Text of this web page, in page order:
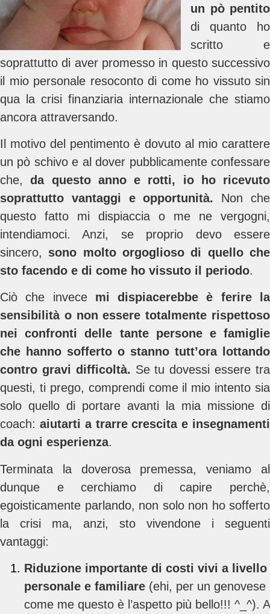
un pò pentito
di quanto ho
scritto e
soprattutto di aver promesso in questo successivo
il mio personale resoconto di come ho vissuto sin
qua la crisi finanziaria internazionale che stiamo
ancora attraversando.
Il motivo del pentimento è dovuto al mio carattere
un pò schivo e al dover pubblicamente confessare
che,da questo anno e rotti, io ho ricevuto
soprattutto vantaggi e opportunità. Non che
questo fatto mi dispiaccia o me ne vergogni,
intendiamoci. Anzi, se proprio devo essere
sincero, sono molto orgoglioso di quello che
sto facendo e di come ho vissuto il periodo.
Ciò che invece mi dispiacerebbe è ferire la
sensibilità o non essere totalmente rispettoso
nei confronti delle tante persone e famiglie
che hanno sofferto o stanno tutt’ora lottando
contro gravi difficoltà. Se tu dovessi essere tra
questi, ti prego, comprendi come il mio intento sia
solo quello di portare avanti la mia missione di
coach: aiutarti a trarre crescita e insegnamenti
da ogni esperienza.
Terminata la doverosa premessa, veniamo al
dunque e cerchiamo di capire perchè,
egoisticamente parlando, non solo non ho sofferto
la crisi ma, anzi, sto vivendone i seguenti
vantaggi:
Riduzione importante di costi vivi a livello
personale e familiare (ehi, per un genovese
come me questo è l’aspetto più bello!!! ^_^). A